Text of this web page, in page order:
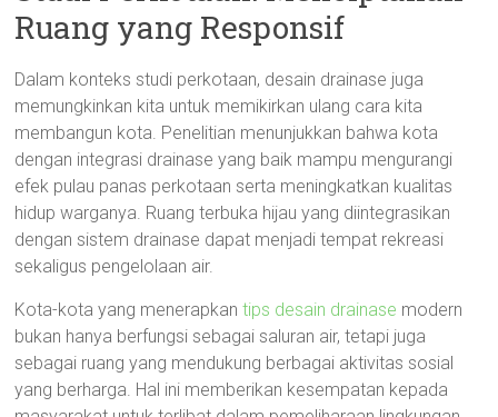
Ruang yang Responsif
Dalam konteks studi perkotaan, desain drainase juga
memungkinkan kita untuk memikirkan ulang cara kita
membangun kota. Penelitian menunjukkan bahwa kota
dengan integrasi drainase yang baik mampu mengurangi
efek pulau panas perkotaan serta meningkatkan kualitas
hidup warganya. Ruang terbuka hijau yang diintegrasikan
dengan sistem drainase dapat menjadi tempat rekreasi
sekaligus pengelolaan air.
Kota-kota yang menerapkantips desain drainase modern
bukan hanya berfungsi sebagai saluran air, tetapi juga
sebagai ruang yang mendukung berbagai aktivitas sosial
yang berharga. Hal ini memberikan kesempatan kepada